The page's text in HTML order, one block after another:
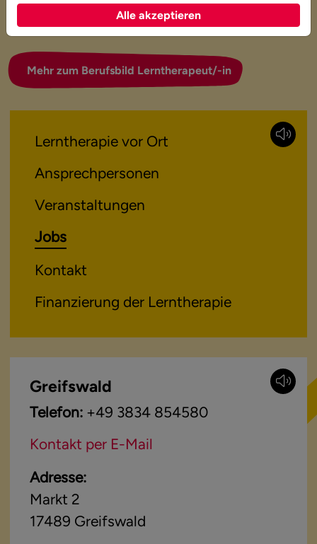
Mehr zum Berufsbild Lerntherapeut/-in
Lerntherapie vor Ort
Ansprechpersonen
Veranstaltungen
Jobs
Kontakt
Finanzierung der Lerntherapie
Greifswald
Telefon: +49 3834 854580
Kontakt per E-Mail
Adresse:
Markt 2
17489 Greifswald
Alle akzeptieren